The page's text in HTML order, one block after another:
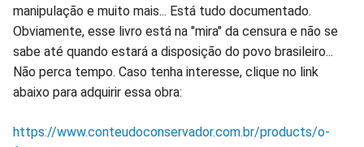
manipulação e muito mais... Está tudo documentado.
Obviamente, esse livro está na "mira" da censura e não se
sabe até quando estará a disposição do povo brasileiro...
Não perca tempo. Caso tenha interesse, clique no link
abaixo para adquirir essa obra:
https://www.conteudoconservador.com.br/products/o-